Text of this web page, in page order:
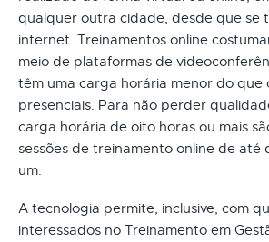
qualquer outra cidade, desde que se
internet. Treinamentos online
meio de plataformas de
têm uma carga horária menor do que
presenciais. Para não perder
carga horária de oito horas ou mais
sessões de treinamento online de até
um.
A tecnologia permite, inclusive, com
interessados no Treinamento em